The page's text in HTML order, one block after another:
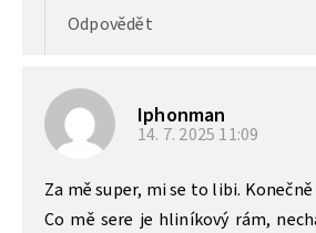
Odpovědět
Iphonman
14. 7. 2025 11:09
Za mě super, mi se to libi.
Co mě sere je hliníkový rám,